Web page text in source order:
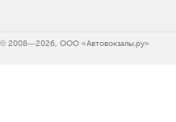
© 2008—2026, ООО «Автовокзалы.ру»